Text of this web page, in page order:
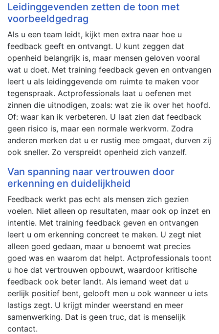
Leidinggevenden zetten de toon met
voorbeeldgedrag
Als u een team leidt, kijkt men extra naar hoe u
feedback geeft en ontvangt. U kunt zeggen dat
openheid belangrijk is, maar mensen geloven vooral
wat u doet. Met training feedback geven en ontvangen
leert u als leidinggevende om ruimte te maken voor
tegenspraak. Actprofessionals laat u oefenen met
zinnen die uitnodigen, zoals: wat zie ik over het hoofd.
Of: waar kan ik verbeteren. U laat zien dat feedback
geen risico is, maar een normale werkvorm. Zodra
anderen merken dat u er rustig mee omgaat, durven zij
ook sneller. Zo verspreidt openheid zich vanzelf.
Van spanning naar vertrouwen door
erkenning en duidelijkheid
Feedback werkt pas echt als mensen zich gezien
voelen. Niet alleen op resultaten, maar ook op inzet en
intentie. Met training feedback geven en ontvangen
leert u om erkenning concreet te maken. U zegt niet
alleen goed gedaan, maar u benoemt wat precies
goed was en waarom dat helpt. Actprofessionals toont
u hoe dat vertrouwen opbouwt, waardoor kritische
feedback ook beter landt. Als iemand weet dat u
eerlijk positief bent, gelooft men u ook wanneer u iets
lastigs zegt. U krijgt minder weerstand en meer
samenwerking. Dat is geen truc, dat is menselijk
contact.